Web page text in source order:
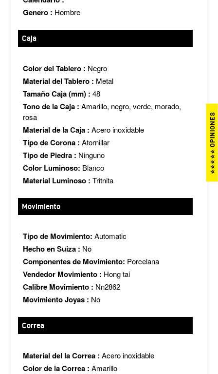
Genero : Hombre
Caja
Color del Tablero : Negro
Material del Tablero : Metal
Tamaño Caja (mm) :48
Tono de la Caja :Amarillo, negro, verde, morado,
rosa
Material de la Caja :Acero inoxidable
Tipo de Corona :Atornillar
Tipo de Piedra : Ninguno
Color Luminoso: Blanco
Material Luminoso :Tritnita
Movimiento
Tipo de Movimiento:Automatic
Hecho en Suiza : No
Componentes de Movimiento: Porcelana
Vendedor Movimiento : Hong tai
Calibre Movimiento : Nn2862
Movimiento Joyas : No
Correa
Material del la Correa :Acero inoxidable
Color de la Correa :Amarillo
⭐⭐⭐⭐⭐ OPINIONES